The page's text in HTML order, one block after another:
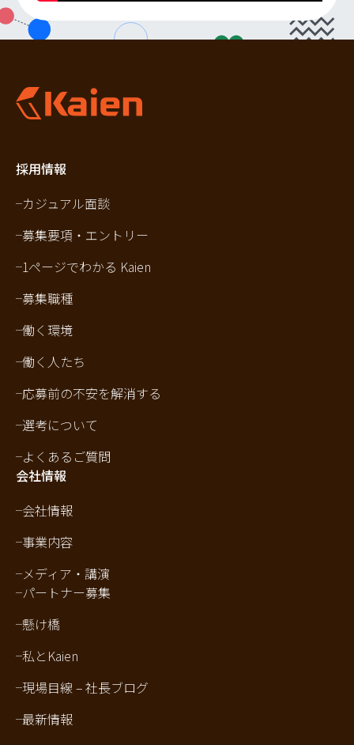
採用情報
カジュアル面談
募集要項・エントリー
1ページでわかる Kaien
募集職種
働く環境
働く人たち
応募前の不安を解消する
選考について
よくあるご質問
会社情報
会社情報
事業内容
メディア・講演
パートナー募集
懸け橋
私とKaien
現場目線 – 社長ブログ
最新情報